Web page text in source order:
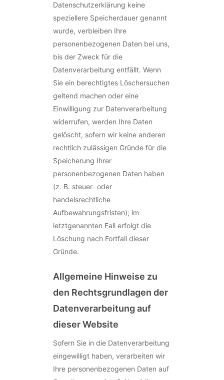
Datenschutzerklärung keine
speziellere Speicherdauer genannt
wurde, verbleiben Ihre
personenbezogenen Daten bei uns,
bis der Zweck für die
Datenverarbeitung entfällt. Wenn
Sie ein berechtigtes Löschersuchen
geltend machen oder eine
Einwilligung zur Datenverarbeitung
widerrufen, werden Ihre Daten
gelöscht, sofern wir keine anderen
rechtlich zulässigen Gründe für die
Speicherung Ihrer
personenbezogenen Daten haben
(z. B. steuer- oder
handelsrechtliche
Aufbewahrungsfristen); im
letztgenannten Fall erfolgt die
Löschung nach Fortfall dieser
Gründe.
Allgemeine Hinweise zu
den Rechtsgrundlagen der
Datenverarbeitung auf
dieser Website
Sofern Sie in die Datenverarbeitung
eingewilligt haben, verarbeiten wir
Ihre personenbezogenen Daten auf